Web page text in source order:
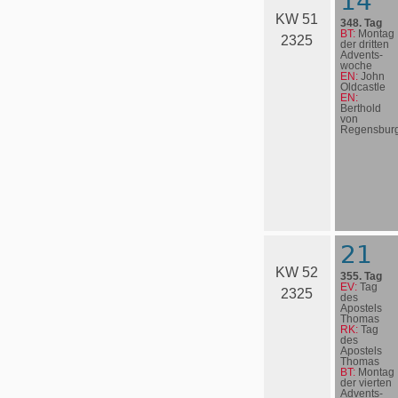
KW 51
2325
348. Tag
BT: Montag
der dritten
Advents­
woche
EN: John
Oldcastle
EN:
Berthold
von
KW 52
2325
21
355. Tag
EV: Tag
des
Apostels
Thomas
RK: Tag
des
Apostels
Thomas
BT: Montag
der vierten
Advents­